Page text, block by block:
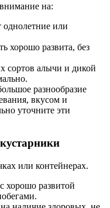
на:
или
хорошо развита, без
сортов алычи и дикой
разнообразие
вкусом и
уточните эти
или контейнерах.
развитой